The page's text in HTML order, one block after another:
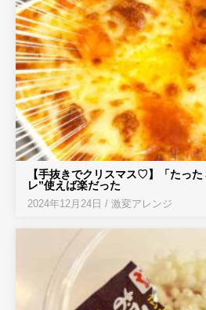
【手抜きでクリスマス♡】「たっ
レ”使えば楽だった
2024年12月24日 / 激変アレンジ